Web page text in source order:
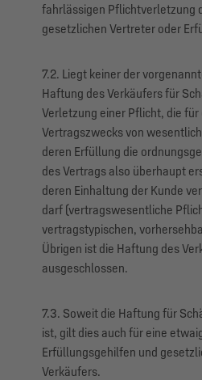
fahrlässigen Pflichtverletzung
gesetzlichen Vertreter oder
7.2. Liegt keiner der
Haftung des Verkäufers für
Verletzung einer Pflicht, die für
Vertragszwecks von
deren Erfüllung die
des Vertrags also überhaupt
deren Einhaltung der Kunde
darf (vertragswesentliche
vertragstypischen,
Übrigen ist die Haftung des
ausgeschlossen.
7.3. Soweit die Haftung für
ist, gilt dies auch für eine
Erfüllungsgehilfen und
Verkäufers.